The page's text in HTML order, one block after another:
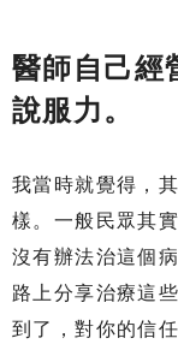
醫師自己經
說服力。
我當時就覺得，
樣。一般民眾其
沒有辦法治這個
路上分享治療這
到了，對你的信